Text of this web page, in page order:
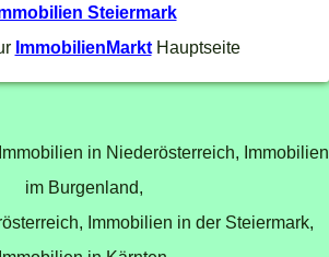
Steiermark
ImmobilienMarktHauptseite
Immobilien in Niederösterreich, Immobilien
im Burgenland,
Immobilien in der Steiermark,